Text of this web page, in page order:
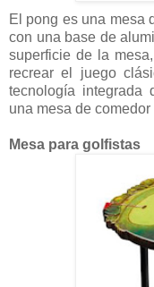
El pong es una mesa
con una base de
superficie de la
recrear el juego
tecnología integrada
una mesa de
Mesa para golfistas